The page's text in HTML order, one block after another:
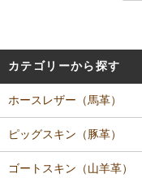
カテゴリーから探す
ホースレザー（馬革）
ピッグスキン（豚革）
ゴートスキン（山羊革）